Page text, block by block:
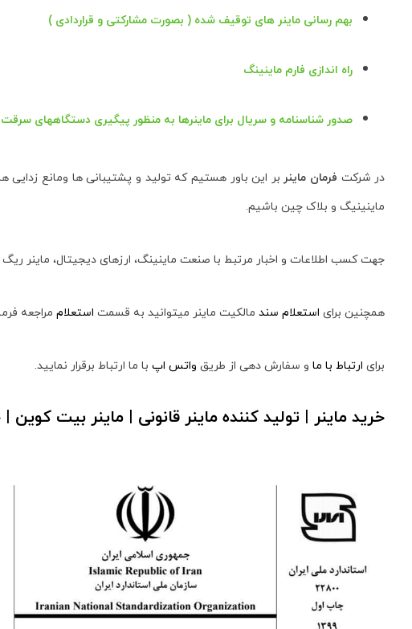
بهم رسانی ماینر های توقیف شده ( بصورت مشارکتی و قراردادی )
راه اندازی فارم ماینینگ
صدور شناسنامه و سریال برای ماینرها به منظور پیگیری دستگاههای
در شرکت فرمان ماینر بر این باور هستیم که تولید و پشتیبانی ها ومانع
ماینینیگ و بلاک چین باشیم.
جهت کسب اطلاعات و اخبار مرتبط با صنعت ماینینگ، ارزهای دیجیتال، ماینر
همچنین برای استعلام سندمالکیت ماینر میتوانید به قسمت استعلاممراجعه
برای ارتباط با ماو سفارش دهی از طریق واتس اپبا ما ارتباط برقرار نمایید.
خرید ماینر | تولید کننده ماینر قانونی | ماینر بیت کوین |